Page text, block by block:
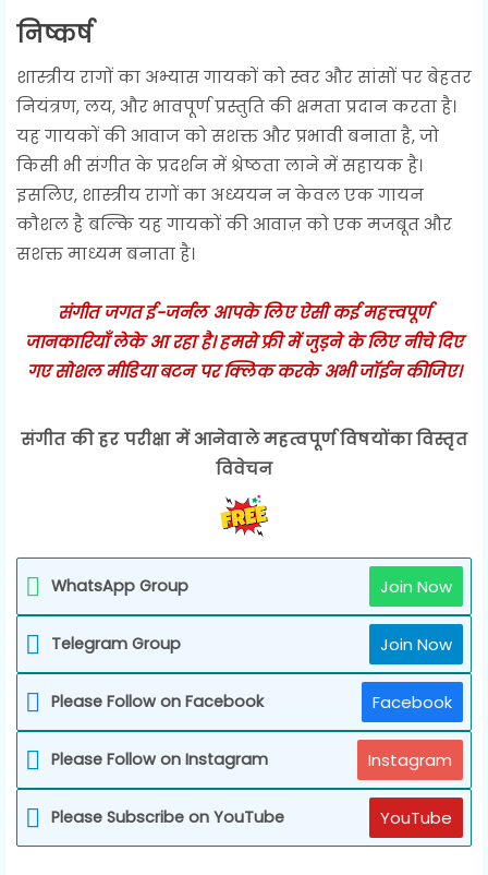
निष्कर्ष
शास्त्रीय रागों का अभ्यास गायकों को स्वर और सांसों पर बेहतर
नियंत्रण, लय, और भावपूर्ण प्रस्तुति की क्षमता प्रदान करता है।
यह गायकों की आवाज को सशक्त और प्रभावी बनाता है, जो
किसी भी संगीत के प्रदर्शन में श्रेष्ठता लाने में सहायक है।
इसलिए, शास्त्रीय रागों का अध्ययन न केवल एक गायन
कौशल है बल्कि यह गायकों की आवाज़ को एक मजबूत और
सशक्त माध्यम बनाता है।
संगीत जगत ई-जर्नल आपके लिए ऐसी कई महत्त्वपूर्ण
जानकारियाँ लेके आ रहा है। हमसे फ्री में जुड़ने के लिए नीचे दिए
गए सोशल मीडिया बटन पर क्लिक करके अभी जॉईन कीजिए।
संगीत की हर परीक्षा में आनेवाले महत्वपूर्ण विषयोंका विस्तृत
विवेचन
WhatsApp Group Join Now
Telegram Group Join Now
Please Follow on Facebook Facebook
Please Follow on Instagram Instagram
Please Subscribe on YouTube YouTube